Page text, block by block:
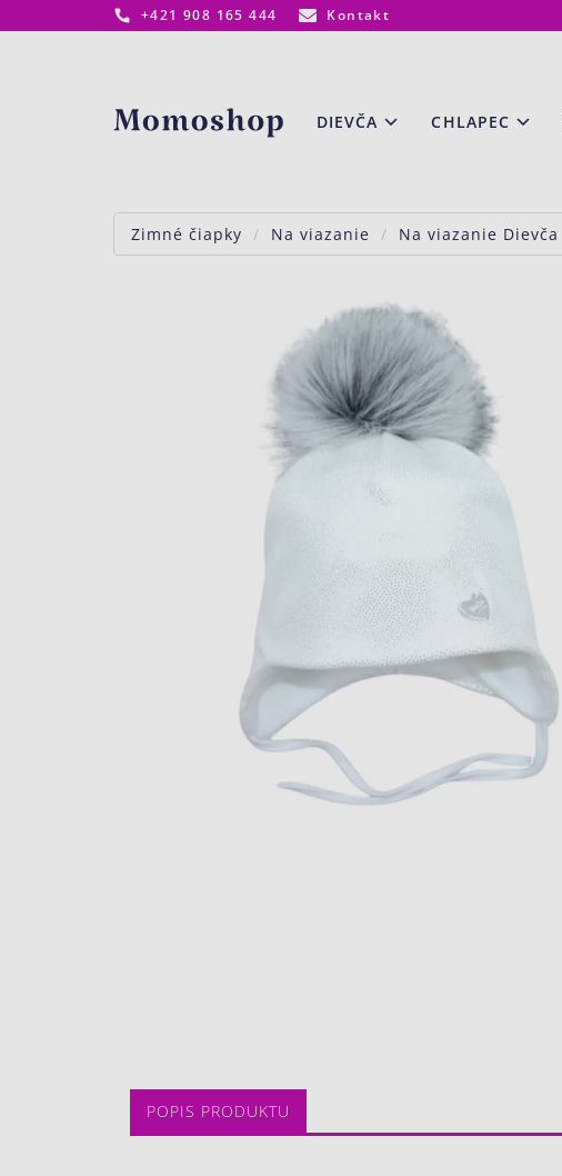
+421 908 165 444 Kontakt
www.momoshop.sk DIEVČA CHLAPEC
Zimné čiapky Na viazanie Na viazanie Dievča
POPIS PRODUKTU